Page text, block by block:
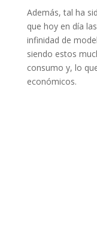
Además, tal ha
que hoy en día
infinidad de
siendo estos
consumo y, lo
económicos.